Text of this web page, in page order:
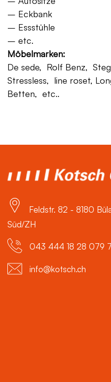
– Eckbank
– Essstühle
– etc.
Möbelmarken:
De sede, Rolf Benz,
Stressless, line roset,
Betten, etc..
Feldstr. 82 - 8180
Süd/ZH
043 444 18 28 079
info@kotsch.ch